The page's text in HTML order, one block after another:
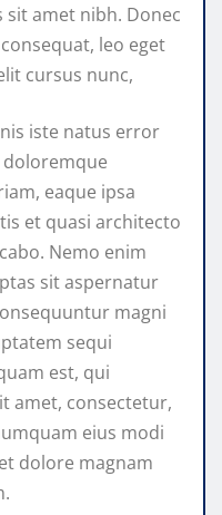
sit amet nibh. Donec
leo eget
cursus nunc,
iste natus error
eaque ipsa
et quasi architecto
Nemo enim
sit aspernatur
magni
sequi
est, qui
amet, consectetur,
eius modi
dolore magnam